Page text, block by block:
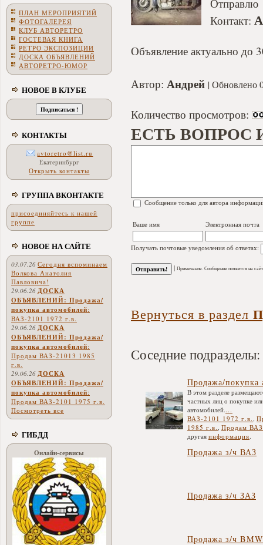
ПЛАН МЕРОПРИЯТИЙ
ФОТОГАЛЕРЕЯ
КЛУБ АВТОРЕТРО
ГОСТЕВАЯ КНИГА
РЕТРО ЭКСПОЗИЦИИ
ДОСКА ОБЪЯВЛЕНИЙ
АВТОРЕТРО-ЮМОР
НОВОЕ В КЛУБЕ
КОНТАКТЫ
avtoretro@list.ru
Екатеринбург
Открыть контакты
ГРУППА ВКОНТАКТЕ
присоединяйтесь к нашей
группе
НОВОЕ НА САЙТЕ
03.07.26 Сегодня вспоминаем
Волкова Анатолия
Павловича!
29.06.26 ДОСКА
ОБЪЯВЛЕНИЙ: Продажа/
покупка автомобилей:
ВАЗ-2101 1972 г.в.
29.06.26 ДОСКА
ОБЪЯВЛЕНИЙ: Продажа/
покупка автомобилей:
Продам ВАЗ-21013 1985
г.в.
29.06.26 ДОСКА
ОБЪЯВЛЕНИЙ: Продажа/
покупка автомобилей:
Продам ВАЗ-2101 1975 г.в.
Посмотреть все
ГИБДД
Онлайн-сервисы
Отправлю
Контакт:
Объявление актуально до
Автор: Андрей Обновлено
Количество просмотров:
ЕСТЬ ВОПРОС
Сообщение только для автора
Ваше имя Электронная почта
Получать почтовые уведомления об ответах:
| Примечание. Сообщение появится на
Вернуться в раздел
Соседние подразделы:
Продажа/покупка
В этом разделе
частных лиц о покупке
автомобилей. ...
ВАЗ-2101 1972 г.в.
1985 г.в. Продам
другая информация
Продажа з/ч ВАЗ
Продажа з/ч ЗАЗ
Продажа з/ч BMW